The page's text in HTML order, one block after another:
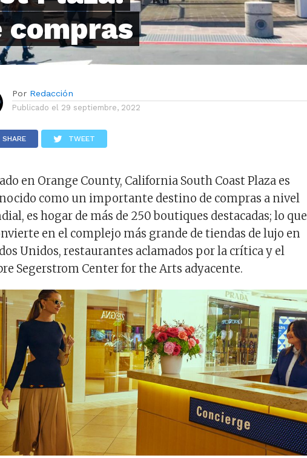
compras
Por Redacción
Publicado el 29 septiembre, 2022
SHARE TWEET
en Orange County, California South Coast Plaza es
como un importante destino de compras a nivel
es hogar de más de 250 boutiques destacadas; lo que
en el complejo más grande de tiendas de lujo en
Unidos, restaurantes aclamados por la crítica y el
Segerstrom Center for the Arts adyacente.